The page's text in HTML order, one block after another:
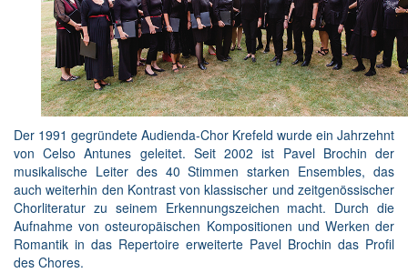
Der 1991 gegründete Audienda-Chor Krefeld wurde ein Jahrzehnt
von Celso Antunes geleitet. Seit 2002 ist Pavel Brochin der
musikalische Leiter des 40 Stimmen starken Ensembles, das
auch weiterhin den Kontrast von klassischer und zeitgenössischer
Chorliteratur zu seinem Erkennungszeichen macht. Durch die
Aufnahme von osteuropäischen Kompositionen und Werken der
Romantik in das Repertoire erweiterte Pavel Brochin das Profil
des Chores.